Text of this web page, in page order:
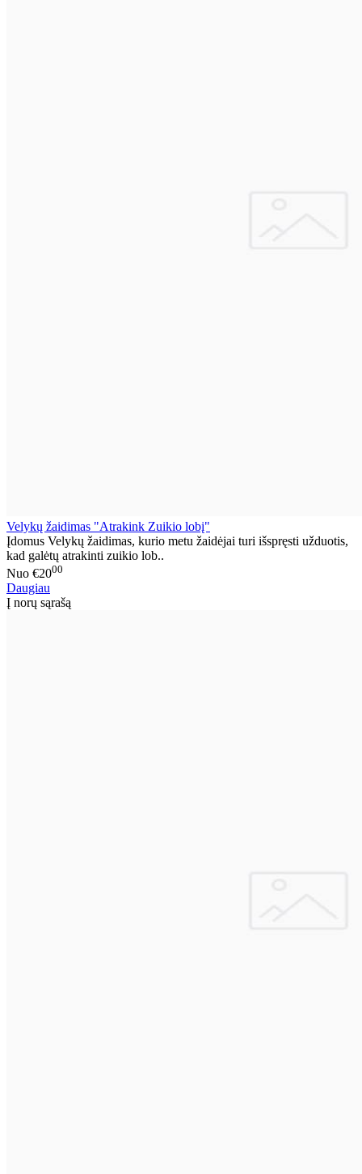
Velykų žaidimas "Atrakink Zuikio lobį"
Įdomus Velykų žaidimas, kurio metu žaidėjai turi išspręsti užduotis,
kad galėtų atrakinti zuikio lob..
Nuo €2000
Daugiau
Į norų sąrašą